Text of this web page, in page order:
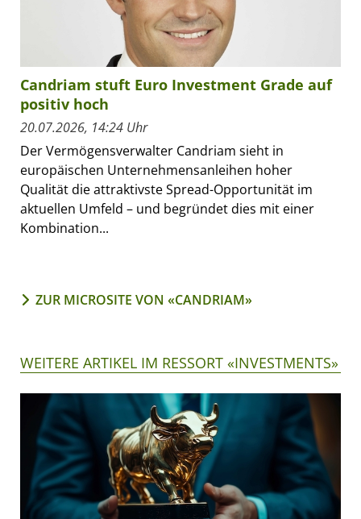
Candriam stuft Euro Investment Grade auf
positiv hoch
20.07.2026, 14:24 Uhr
Der Vermögensverwalter Candriam sieht in
europäischen Unternehmensanleihen hoher
Qualität die attraktivste Spread-Opportunität im
aktuellen Umfeld – und begründet dies mit einer
Kombination...
ZUR MICROSITE VON «CANDRIAM»
WEITERE ARTIKEL IM RESSORT «INVESTMENTS»